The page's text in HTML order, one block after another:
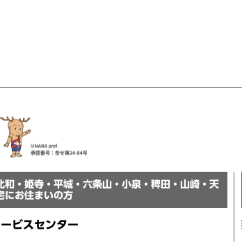
和・姫寺・平城・六条山・小泉・稗田・山崎・天
にお住まいの方
ビスセンター